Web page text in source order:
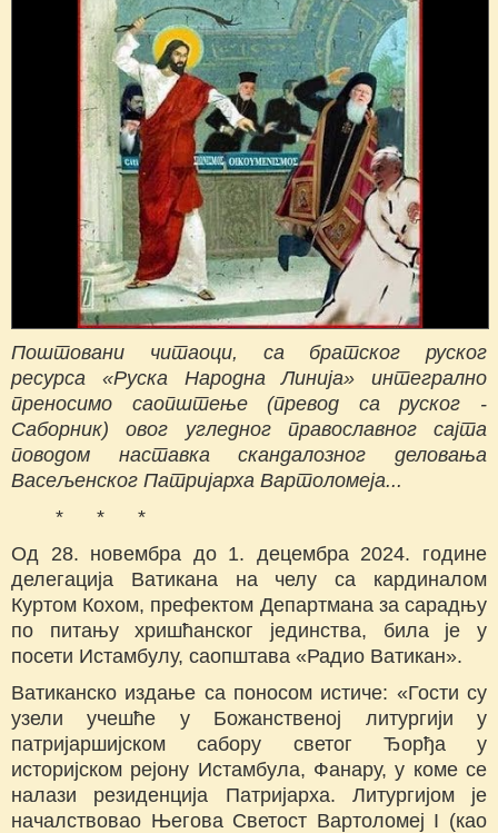
Поштовани читаоци, са братског руског
ресурса «Руска Народна Линија» интегрално
преносимо саопштење (превод са руског -
Саборник) овог угледног православног сајта
поводом наставка скандалозног деловања
Васељенског Патријарха Вартоломеја...
* * *
Од 28. новембра до 1. децембра 2024. године
делегација Ватикана на челу са кардиналом
Куртом Кохом, префектом Департмана за сарадњу
по питању хришћанског јединства, била је у
посети Истамбулу, саопштава «Радио Ватикан».
Ватиканско издање са поносом истиче: «Гости су
узели учешће у Божанственој литургији у
патријаршијском сабору светог Ђорђа у
историјском рејону Истамбула, Фанару, у коме се
налази резиденција Патријарха. Литургијом је
началствовао Његова Светост Вартоломеј I (као